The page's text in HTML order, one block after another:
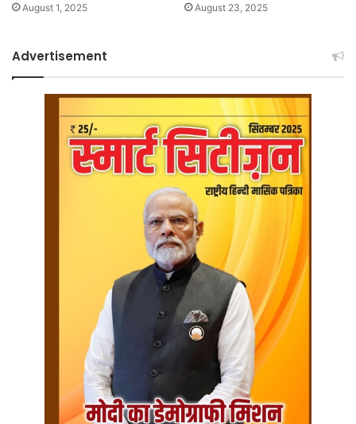
August 1, 2025 August 23, 2025
Advertisement